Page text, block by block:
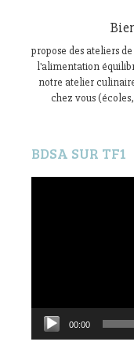
propose des ateliers
l'alimentation
notre atelier
chez vous
BDSA SUR TF1
00:00